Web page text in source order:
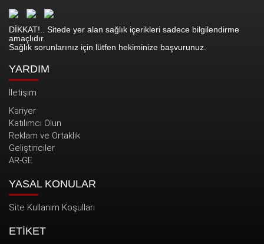
DİKKAT!.. Sitede yer alan sağlık içerikleri sadece bilgilendirme
amaçlıdır.
Sağlık sorunlarınız için lütfen hekiminize başvurunuz.
YARDIM
İletişim
Kariyer
Katılımcı Olun
Reklam ve Ortaklık
Geliştiriciler
AR-GE
YASAL KONULAR
Site Kullanım Koşulları
ETİKET